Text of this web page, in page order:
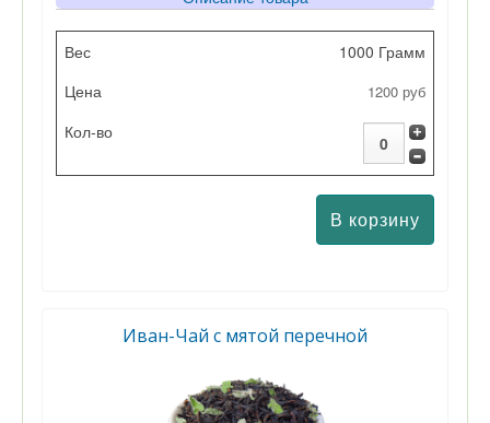
Вес
Цена
Кол-во
1000 Грамм
1200 руб
Иван-Чай с мятой перечной